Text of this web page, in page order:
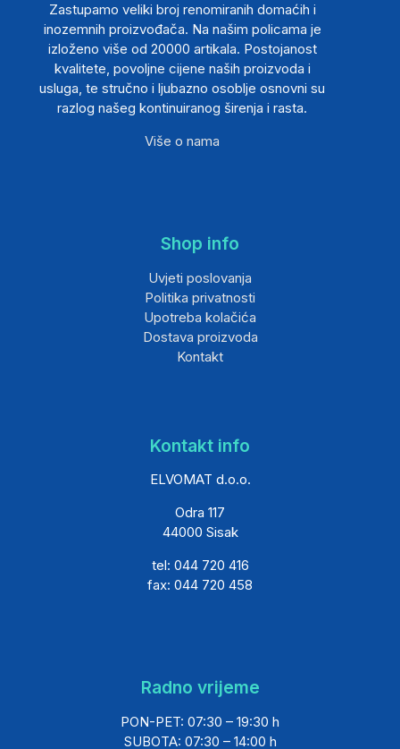
Zastupamo veliki broj renomiranih domaćih i
inozemnih proizvođača. Na našim policama je
izloženo više od 20000 artikala. Postojanost
kvalitete, povoljne cijene naših proizvoda i
usluga, te stručno i ljubazno osoblje osnovni su
razlog našeg kontinuiranog širenja i rasta.
Više o nama
Shop info
Uvjeti poslovanja
Politika privatnosti
Upotreba kolačića
Dostava proizvoda
Kontakt
Kontakt info
ELVOMAT d.o.o.
Odra 117
44000 Sisak
tel: 044 720 416
fax: 044 720 458
Radno vrijeme
PON-PET: 07:30 – 19:30 h
SUBOTA: 07:30 – 14:00 h